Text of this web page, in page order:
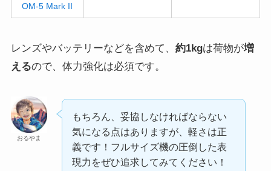
OM-5 Mark II
レンズやバッテリーなどを含めて、 約1kgは荷物が増
えるので、体力強化は必須です。
おるやま
もちろん、妥協しなければならない
気になる点はありますが、軽さは正
義です！フルサイズ機の圧倒した表
現力をぜひ追求してみてください！